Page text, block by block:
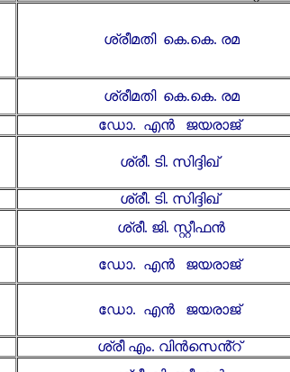
ശ്രീമതി കെ.കെ. രമ
ശ്രീമതി കെ.കെ. രമ
ഡോ. എൻ ജയരാജ്
ശ്രീ. ടി. സിദ്ദിഖ്
ശ്രീ. ടി. സിദ്ദിഖ്
ശ്രീ. ജി. സ്റ്റീഫൻ
ഡോ. എൻ ജയരാജ്
ഡോ. എൻ ജയരാജ്
ശ്രീ എം. വിൻസെൻ്റ്